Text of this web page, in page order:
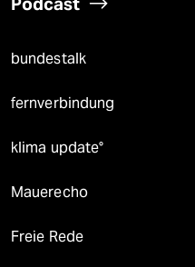
bundestalk
fernverbindung
klima update°
Mauerecho
Freie Rede